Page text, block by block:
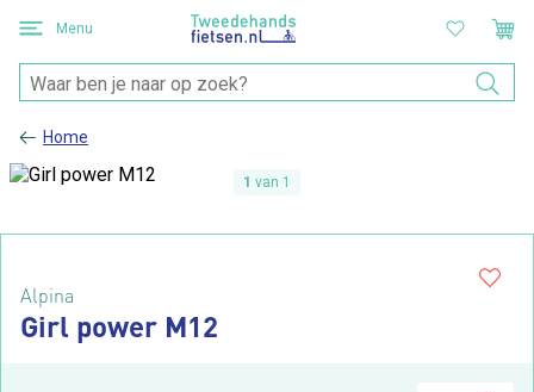
Menu
Home
1 van 1
Alpina
Girl power M12